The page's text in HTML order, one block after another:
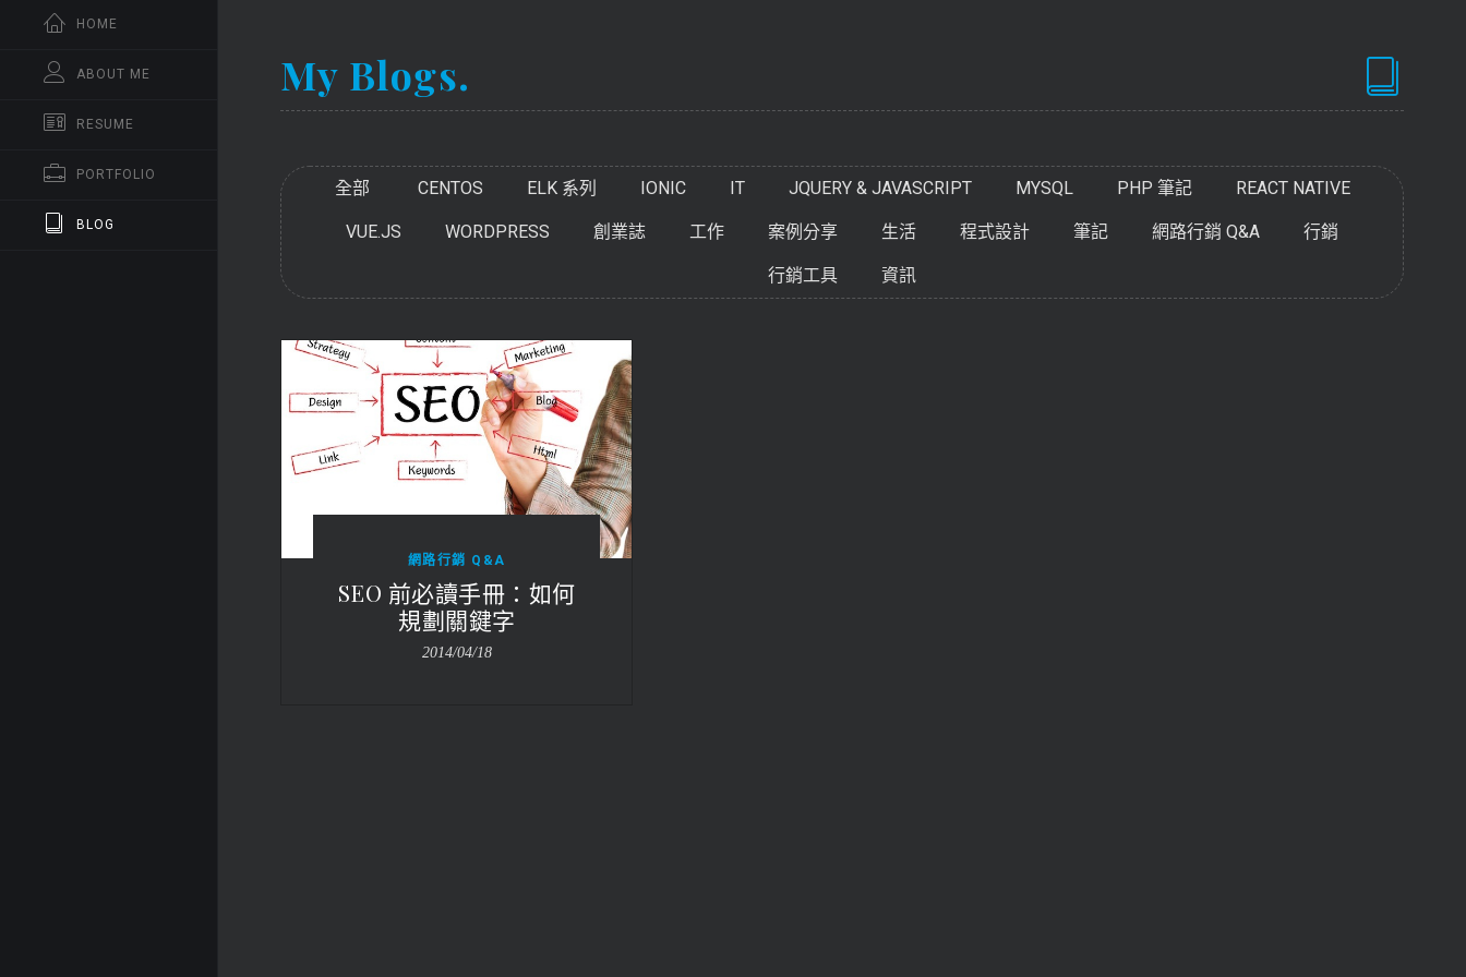
HOME
ABOUT ME
RESUME
PORTFOLIO
BLOG
My Blogs.
全部 CENTOS ELK 系列 IONIC IT JQUERY & JAVASCRIPT MYSQL PHP 筆記 REACT NATIVE
VUE.JS WORDPRESS 創業誌 工作 案例分享 生活 程式設計 筆記 網路行銷 Q&A 行銷
行銷工具 資訊
網路行銷 Q&A
SEO 前必讀手冊：如何
規劃關鍵字
2014/04/18